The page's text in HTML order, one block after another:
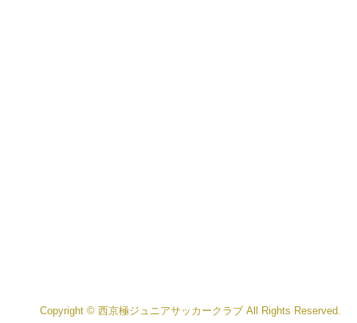
Copyright © 西京極ジュニアサッカークラブ All Rights Reserved.